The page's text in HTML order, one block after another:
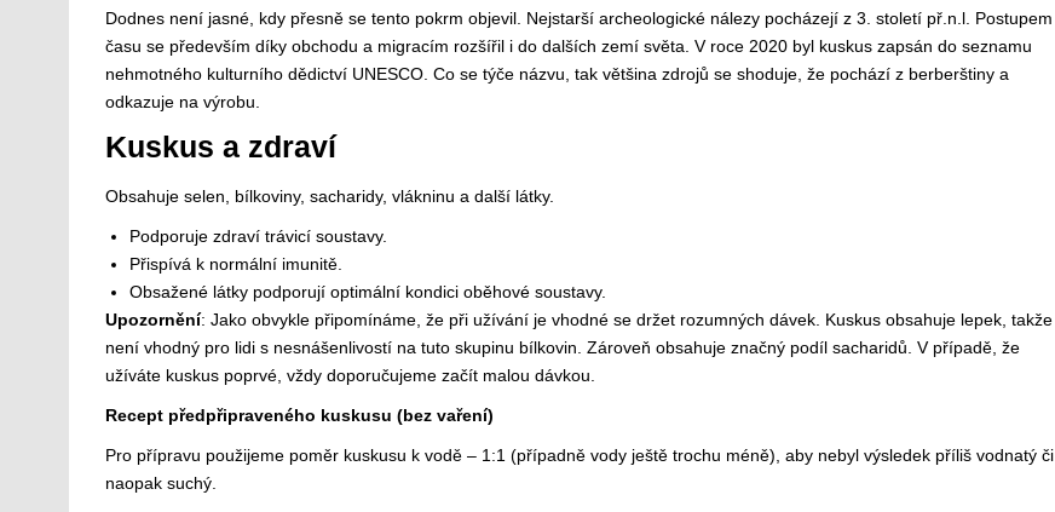
Dodnes není jasné, kdy přesně se tento pokrm objevil. Nejstarší archeologické nálezy pocházejí z 3. století př.n.l. Postupem
času se především díky obchodu a migracím rozšířil i do dalších zemí světa. V roce 2020 byl kuskus zapsán do seznamu
nehmotného kulturního dědictví UNESCO. Co se týče názvu, tak většina zdrojů se shoduje, že pochází z berberštiny a
odkazuje na výrobu.
Kuskus a zdraví
Obsahuje selen, bílkoviny, sacharidy, vlákninu a další látky.
Podporuje zdraví trávicí soustavy.
Přispívá k normální imunitě.
Obsažené látky podporují optimální kondici oběhové soustavy.
Upozornění: Jako obvykle připomínáme, že při užívání je vhodné se držet rozumných dávek. Kuskus obsahuje lepek, takže
není vhodný pro lidi s nesnášenlivostí na tuto skupinu bílkovin. Zároveň obsahuje značný podíl sacharidů. V případě, že
užíváte kuskus poprvé, vždy doporučujeme začít malou dávkou.
Recept předpřipraveného kuskusu (bez vaření)
Pro přípravu použijeme poměr kuskusu k vodě – 1:1 (případně vody ještě trochu méně), aby nebyl výsledek příliš vodnatý či
naopak suchý.